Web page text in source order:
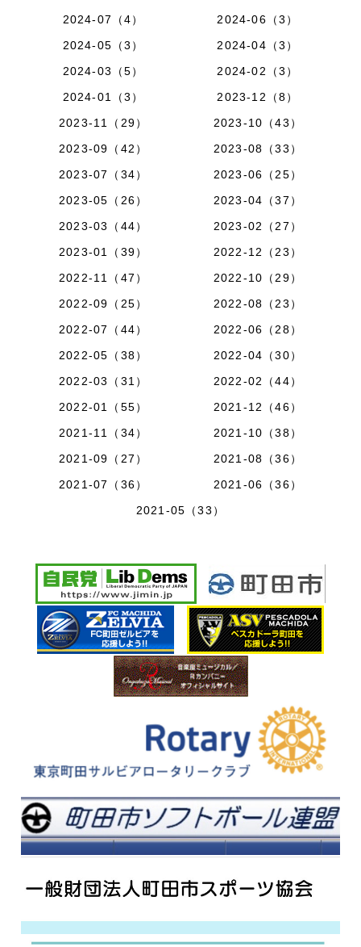
2024-07（4）
2024-06（3）
2024-05（3）
2024-04（3）
2024-03（5）
2024-02（3）
2024-01（3）
2023-12（8）
2023-11（29）
2023-10（43）
2023-09（42）
2023-08（33）
2023-07（34）
2023-06（25）
2023-05（26）
2023-04（37）
2023-03（44）
2023-02（27）
2023-01（39）
2022-12（23）
2022-11（47）
2022-10（29）
2022-09（25）
2022-08（23）
2022-07（44）
2022-06（28）
2022-05（38）
2022-04（30）
2022-03（31）
2022-02（44）
2022-01（55）
2021-12（46）
2021-11（34）
2021-10（38）
2021-09（27）
2021-08（36）
2021-07（36）
2021-06（36）
2021-05（33）